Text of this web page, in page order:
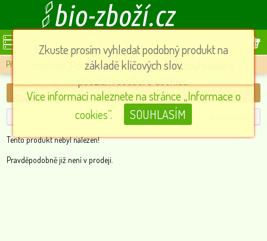
MENU
Příslušenství Produkt nebyl nalezen!
Produkt nebyl nalezen!
Tento produkt nebyl nalezen!
Pravděpodobně již není v prodeji.
Při poskytování služeb nám pomáhají soubory
cookies. Používáním našich služeb souhlasíte s
Více informací naleznete na stránce „Informace o
cookies”.
SOUHLASÍM
Zkuste prosím vyhledat podobný produkt na
základě klíčových slov.